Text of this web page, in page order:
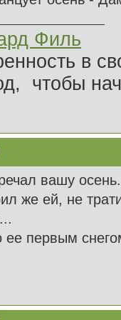
Филь
в
чтобы
вашу
же ей, не
ее первым